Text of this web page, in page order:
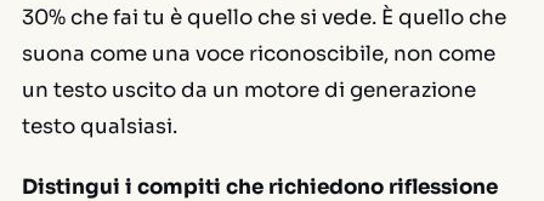
30% che fai tu è quello che si vede. È quello che
suona come una voce riconoscibile, non come
un testo uscito da un motore di generazione
testo qualsiasi.
Distingui i compiti che richiedono riflessione